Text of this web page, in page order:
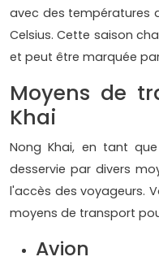
avec des températures
Celsius. Cette saison
et peut être marquée
Moyens de
Khai
Nong Khai, en tant
desservie par divers
l'accès des voyageurs.
moyens de transport
Avion